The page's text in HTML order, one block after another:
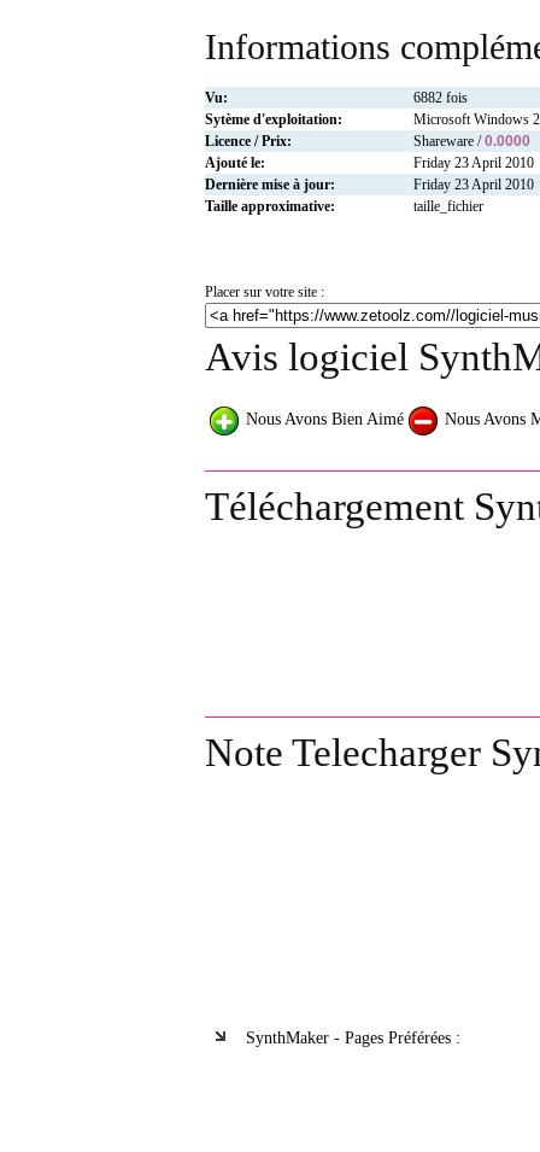
Informations
Vu:
6882 fois
Sytème d'exploitation:
Microsoft Windows
Licence / Prix:
Shareware /0.0000
Ajouté le:
Friday 23 April 2010
Dernière mise à jour:
Friday 23 April 2010
Taille approximative:
taille_fichier
Placer sur votre site :
Avis logiciel
Nous Avons Bien Aimé Nous Avons
Téléchargement
Note Telecharger
SynthMaker - Pages Préférées :